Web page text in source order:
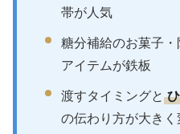
帯が人気
糖分補給のお菓子
アイテムが鉄板
渡すタイミングと
の伝わり方が大きく